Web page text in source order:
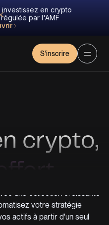
investissez en crypto
par l'AMF
S'inscrire
crypto,
une collection croissante
votre stratégie
actifs à partir d'un seul